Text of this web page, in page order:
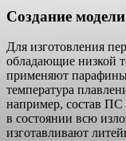
Создание модели
Для изготовления
обладающие низкой
применяют
температура
например, состав ПС
в состоянии всю
изготавливают